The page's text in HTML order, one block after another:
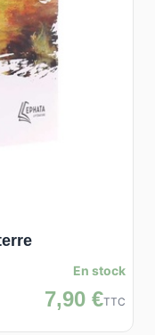
En stock
7,90 €TTC